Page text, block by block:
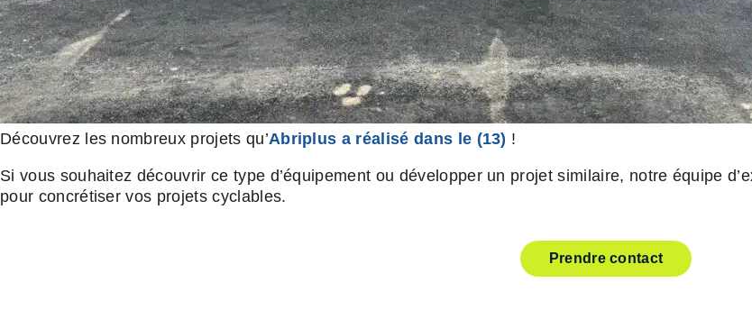
Découvrez les nombreux projets qu’Abriplus a réalisé dans le (13) !
Si vous souhaitez découvrir ce type d’équipement ou développer un projet similaire, notre équipe
pour concrétiser vos projets cyclables.
Prendre contact